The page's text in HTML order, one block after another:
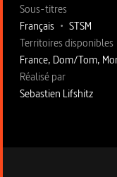
Sous-titres
Français • STSM
Territoires disponibles
France, Dom/Tom,
Fiche technique
Réalisé par
Sebastien Lifshitz